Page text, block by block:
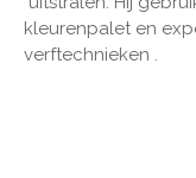
kleurenpalet en
verftechnieken .